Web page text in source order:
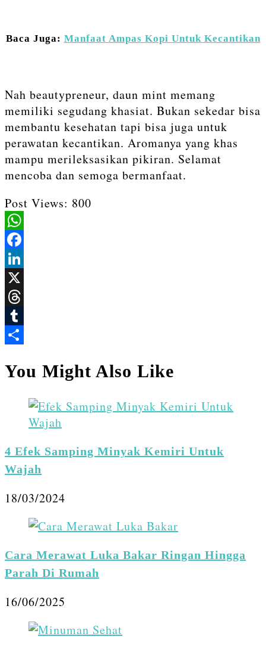
Baca Juga: Manfaat Ampas Kopi Untuk Kecantikan
Nah beautypreneur, daun mint memang
memiliki segudang khasiat. Bukan sekedar bisa
membantu kesehatan tapi bisa juga untuk
perawatan kecantikan. Aromanya yang khas
mampu merileksasikan pikiran. Selamat
mencoba dan semoga bermanfaat.
Post Views: 800
WhatsApp
Facebook
LinkedIn
X
Threads
Tumblr
You Might Also Like
4 Efek Samping Minyak Kemiri Untuk
Wajah
18/03/2024
Cara Merawat Luka Bakar Ringan Hingga
Parah Di Rumah
16/06/2025